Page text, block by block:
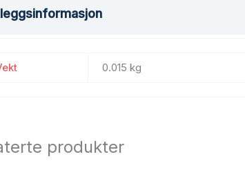
0.015 kg
produkter